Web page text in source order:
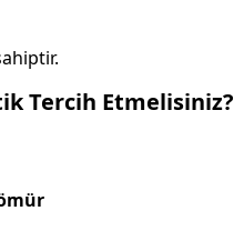
Tercih Etmelisiniz?